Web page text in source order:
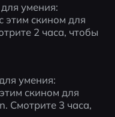
умения:
этим скином для
2 часа, чтобы
умения:
скином для
Смотрите 3 часа,